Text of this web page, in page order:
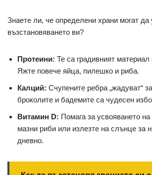
Знаете ли, че определени храни могат да
възстановяването ви?
Протеини: Те са градивният материал
Яжте повече яйца, пилешко и риба.
Калций: Счупените ребра „жадуват“
броколите и бадемите са чудесен
Витамин D: Помага за усвояването
мазни риби или излезте на слънце за
дневно.